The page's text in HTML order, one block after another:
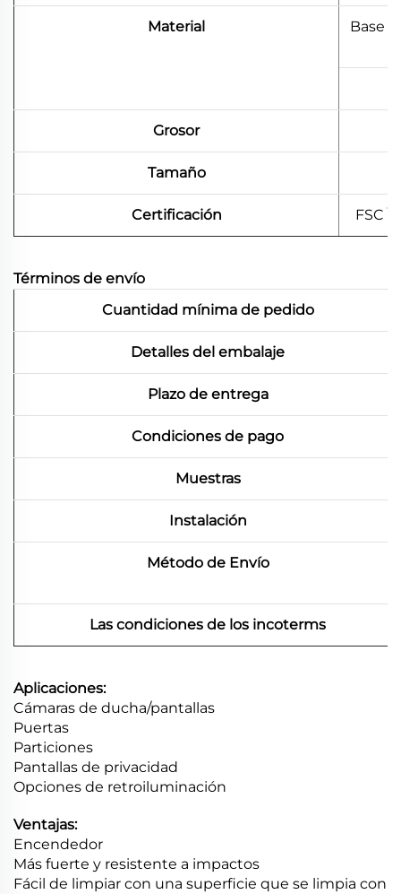
Material Base
Grosor
Tamaño
Certificación FSC \
Términos de envío
Cuantidad mínima de pedido
Detalles del embalaje
Plazo de entrega
Condiciones de pago
Muestras
Instalación
Método de Envío
Las condiciones de los incoterms
Aplicaciones:
Cámaras de ducha/pantallas
Puertas
Particiones
Pantallas de privacidad
Opciones de retroiluminación
Ventajas:
Encendedor
Más fuerte y resistente a impactos
Fácil de limpiar con una superficie que se limpia con